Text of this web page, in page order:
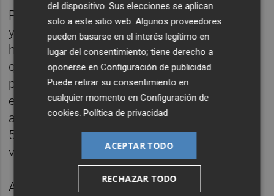
Por su parte, el presidente de Run Addiction
y organizador de la prueba, Vicente Gozalbo,
ha destacado “el crecimiento de la carrera,
que ha pasado de 650 participantes en su
primer año a casi 1.300 inscritos en la
edición actual. La principal novedad de este
año es la homologación de los circuitos de
5K y 10K, con una vuelta para el 5K y dos
vueltas para el 10K”.
A nivel técnico, Facu Celaya ha querido
del dispositivo. Sus elecciones se aplican
solo a este sitio web. Algunos proveedores
pueden basarse en el interés legítimo en
lugar del consentimiento; tiene derecho a
oponerse enConfiguración de publicidad.
Puede retirar su consentimiento en
cualquier momento enConfiguración de
cookies.Política de privacidad
ACEPTAR TODO
RECHAZAR TODO